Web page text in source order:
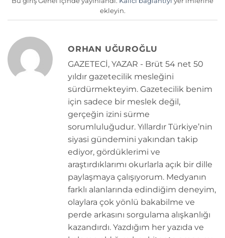
ekleyin.
ORHAN UĞUROĞLU
GAZETECİ, YAZAR - Brüt 54 net 50
yıldır gazetecilik mesleğini
sürdürmekteyim. Gazetecilik benim
için sadece bir meslek değil,
gerçeğin izini sürme
sorumluluğudur. Yıllardır Türkiye’nin
siyasi gündemini yakından takip
ediyor, gördüklerimi ve
araştırdıklarımı okurlarla açık bir dille
paylaşmaya çalışıyorum. Medyanın
farklı alanlarında edindiğim deneyim,
olaylara çok yönlü bakabilme ve
perde arkasını sorgulama alışkanlığı
kazandırdı. Yazdığım her yazıda ve